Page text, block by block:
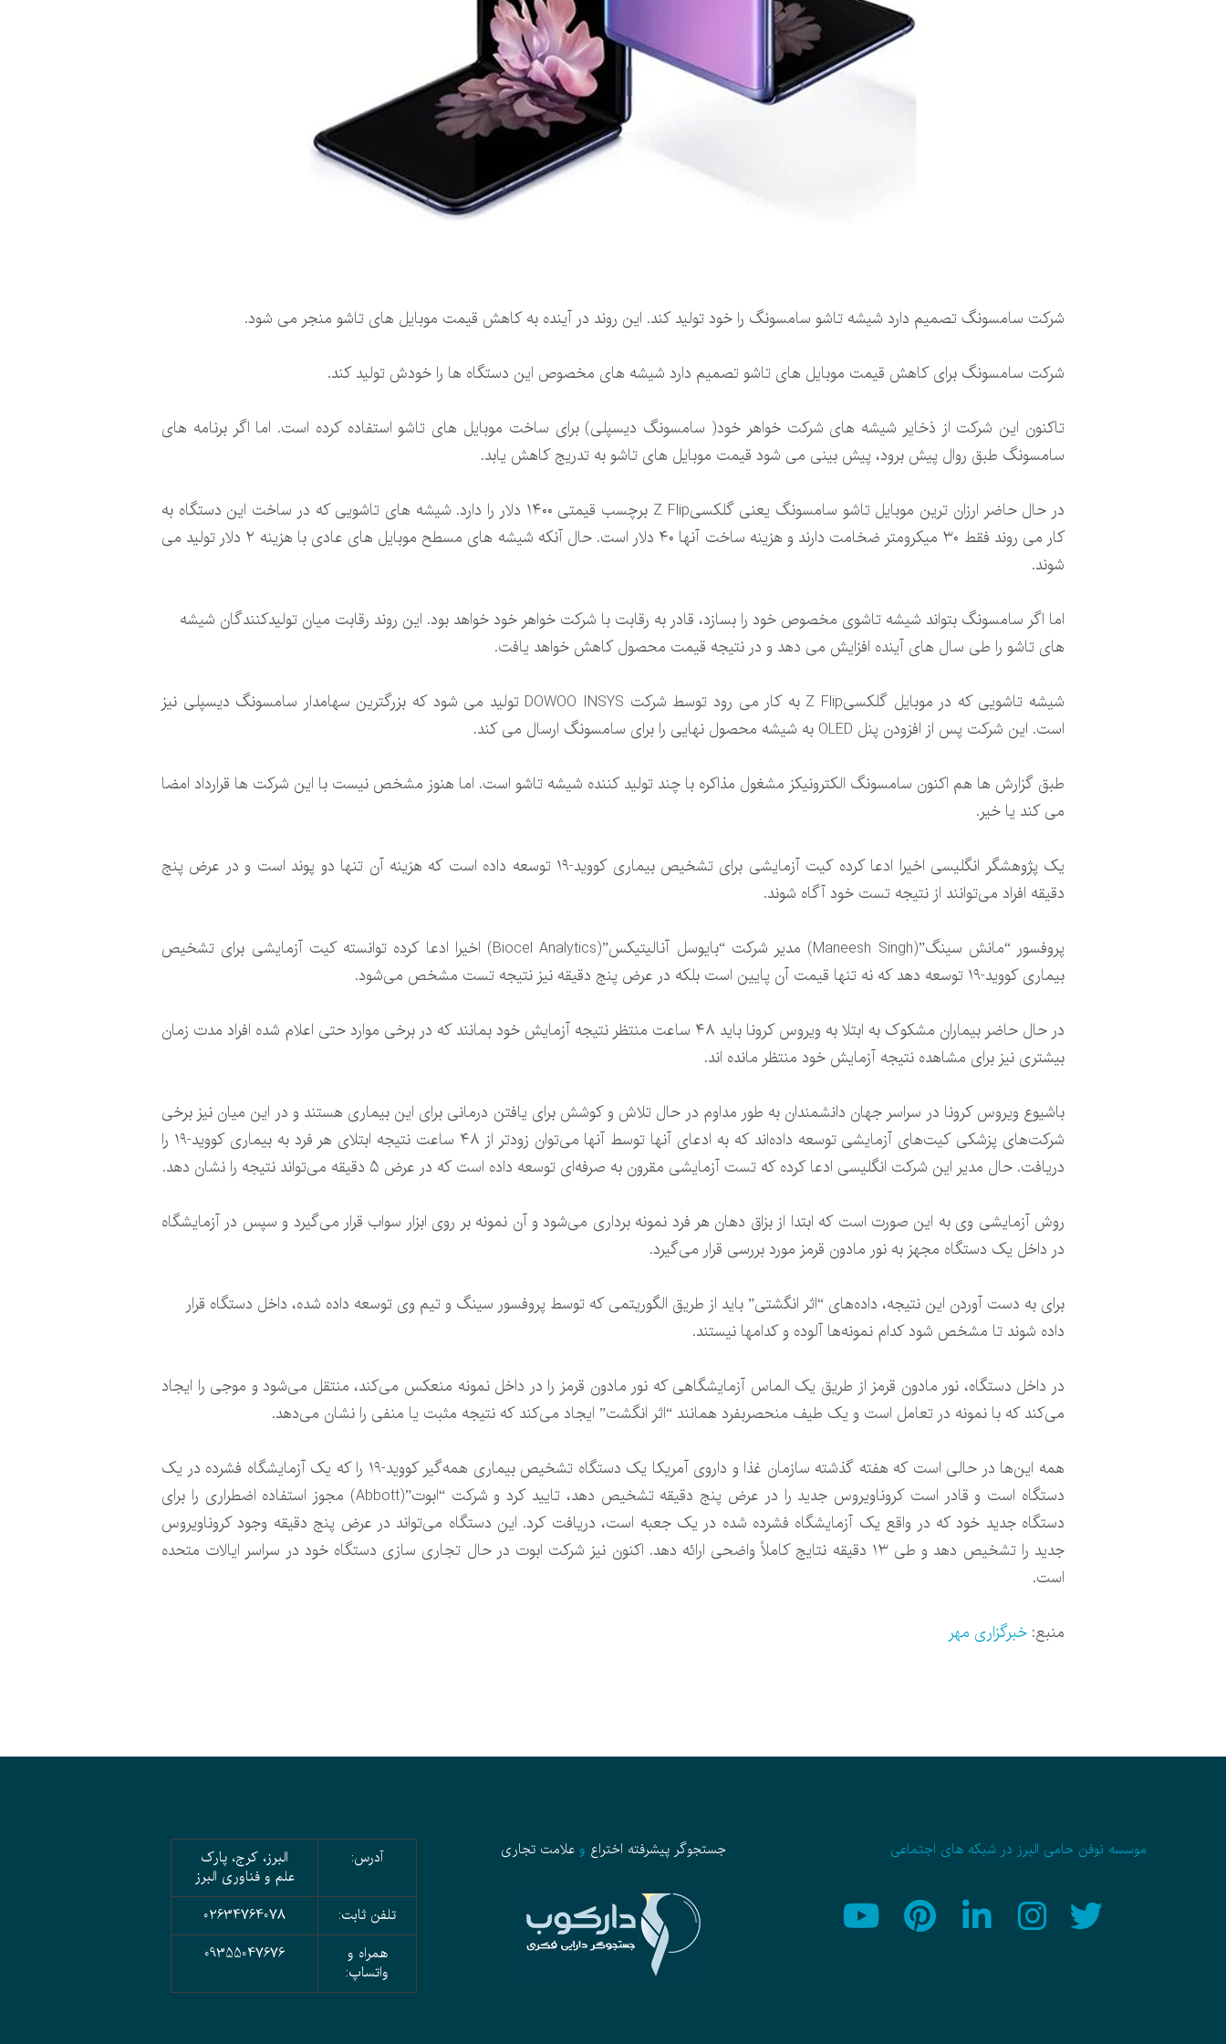
شرکت سامسونگ تصمیم دارد شیشه تاشو سامسونگ را خود تولید کند. این روند در آینده به کاهش قیمت موبایل های تاشو منجر می شود.
شرکت سامسونگ برای کاهش قیمت موبایل های تاشو تصمیم دارد شیشه های مخصوص این دستگاه ها را خودش تولید کند.
تاکنون این شرکت از ذخایر شیشه های شرکت خواهر خود( سامسونگ دیسپلی) برای ساخت موبایل های تاشو استفاده کرده است. اما اگر برنامه های
سامسونگ طبق روال پیش برود، پیش بینی می شود قیمت موبایل های تاشو به تدریج کاهش یابد.
در حال حاضر ارزان ترین موبایل تاشو سامسونگ یعنی گلکسیZ Flip برچسب قیمتی ۱۴۰۰ دلار را دارد. شیشه های تاشویی که در ساخت این دستگاه به
کار می روند فقط ۳۰ میکرومتر ضخامت دارند و هزینه ساخت آنها ۴۰ دلار است. حال آنکه شیشه های مسطح موبایل های عادی با هزینه ۲ دلار تولید می
شوند.
اما اگر سامسونگ بتواند شیشه تاشوی مخصوص خود را بسازد، قادر به رقابت با شرکت خواهر خود خواهد بود. این روند رقابت میان تولیدکنندگان شیشه
های تاشو را طی سال های آینده افزایش می دهد و در نتیجه قیمت محصول کاهش خواهد یافت.
شیشه تاشویی که در موبایل گلکسیZ Flip به کار می رود توسط شرکت DOWOO INSYS تولید می شود که بزرگترین سهامدار سامسونگ دیسپلی نیز
است. این شرکت پس از افزودن پنل OLED به شیشه محصول نهایی را برای سامسونگ ارسال می کند.
طبق گزارش ها هم اکنون سامسونگ الکترونیکز مشغول مذاکره با چند تولید کننده شیشه تاشو است. اما هنوز مشخص نیست با این شرکت ها قرارداد امضا
می کند یا خیر.
یک پژوهشگر انگلیسی اخیرا ادعا کرده کیت آزمایشی برای تشخیص بیماری کووید-۱۹ توسعه داده است که هزینه آن تنها دو پوند است و در عرض پنج
دقیقه افراد می‌توانند از نتیجه تست خود آگاه شوند.
پروفسور “مانش سینگ”(Maneesh Singh) مدیر شرکت “بایوسل آنالیتیکس”(Biocel Analytics) اخیرا ادعا کرده توانسته کیت آزمایشی برای تشخیص
بیماری کووید-۱۹ توسعه دهد که نه تنها قیمت آن پایین است بلکه در عرض پنج دقیقه نیز نتیجه تست مشخص می‌شود.
در حال حاضر بیماران مشکوک به ابتلا به ویروس کرونا باید ۴۸ ساعت منتظر نتیجه آزمایش خود بمانند که در برخی موارد حتی اعلام شده افراد مدت زمان
بیشتری نیز برای مشاهده نتیجه آزمایش خود منتظر مانده اند.
باشیوع ویروس کرونا در سراسر جهان دانشمندان به طور مداوم در حال تلاش و کوشش برای یافتن درمانی برای این بیماری هستند و در این میان نیز برخی
شرکت‌های پزشکی کیت‌های آزمایشی توسعه داده‌اند که به ادعای آنها توسط آنها می‌توان زودتر از ۴۸ ساعت نتیجه ابتلای هر فرد به بیماری کووید-۱۹ را
دریافت. حال مدیر این شرکت انگلیسی ادعا کرده که تست آزمایشی مقرون به صرفه‌ای توسعه داده است که در عرض ۵ دقیقه می‌تواند نتیجه را نشان دهد.
روش آزمایشی وی به این صورت است که ابتدا از بزاق دهان هر فرد نمونه برداری می‌شود و آن نمونه بر روی ابزار سواب قرار می‌گیرد و سپس در آزمایشگاه
در داخل یک دستگاه مجهز به نور مادون قرمز مورد بررسی قرار می‌گیرد.
برای به دست آوردن این نتیجه، داده‌های “اثر انگشتی” باید از طریق الگوریتمی که توسط پروفسور سینگ و تیم وی توسعه داده شده، داخل دستگاه قرار
داده شوند تا مشخص شود کدام نمونه‌ها آلوده و کدامها نیستند.
در داخل دستگاه، نور مادون قرمز از طریق یک الماس آزمایشگاهی که نور مادون قرمز را در داخل نمونه منعکس می‌کند، منتقل می‌شود و موجی را ایجاد
می‌کند که با نمونه در تعامل است و یک طیف منحصربفرد همانند “اثر انگشت” ایجاد می‌کند که نتیجه مثبت یا منفی را نشان می‌دهد.
همه این‌ها در حالی است که هفته گذشته سازمان غذا و داروی آمریکا یک دستگاه تشخیص بیماری همه‌گیر کووید-۱۹ را که یک آزمایشگاه فشرده در یک
دستگاه است و قادر است کروناویروس جدید را در عرض پنج دقیقه تشخیص دهد، تایید کرد و شرکت “ابوت”(Abbott) مجوز استفاده اضطراری را برای
دستگاه جدید خود که در واقع یک آزمایشگاه فشرده شده در یک جعبه است، دریافت کرد. این دستگاه می‌تواند در عرض پنج دقیقه وجود کروناویروس
جدید را تشخیص دهد و طی ۱۳ دقیقه نتایج کاملاً واضحی ارائه دهد. اکنون نیز شرکت ابوت در حال تجاری سازی دستگاه خود در سراسر ایالات متحده
است.
منبع: خبرگزاری مهر
موسسه نوفن حامی البرز در شبکه های اجتماعی جستجوگر پیشرفته اختراع وعلامت تجاری آدرس:
البرز، کرج، پارک
علم و فناوری البرز
تلفن ثابت:
02634764078
همراه و
واتساپ:
09355047676